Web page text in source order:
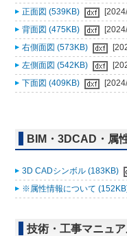
正面図 (539KB)
背面図 (475KB)
右側面図 (573KB)
左側面図 (542KB)
下面図 (409KB)
BIM・3DCAD・属
3D CADシンボル (183KB)
※属性情報について
技術・工事マニュ